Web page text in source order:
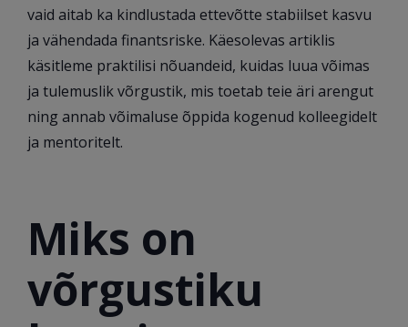
vaid aitab ka kindlustada ettevõtte stabiilset kasvu
ja vähendada finantsriske. Käesolevas artiklis
käsitleme praktilisi nõuandeid, kuidas luua võimas
ja tulemuslik võrgustik, mis toetab teie äri arengut
ning annab võimaluse õppida kogenud kolleegidelt
ja mentoritelt.
Miks on
võrgustiku